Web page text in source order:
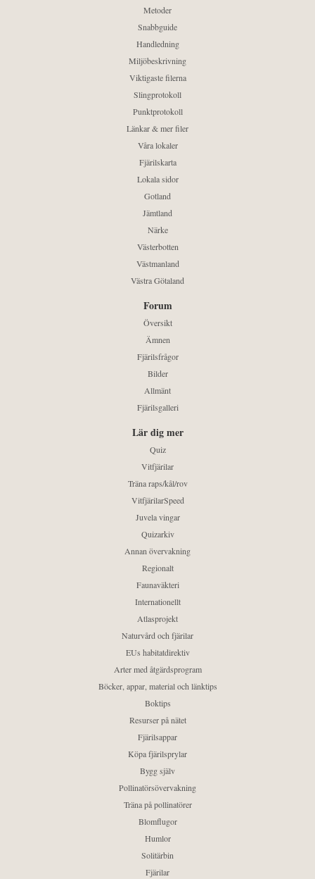
Metoder
Snabbguide
Handledning
Miljöbeskrivning
Viktigaste filerna
Slingprotokoll
Punktprotokoll
Länkar & mer filer
Våra lokaler
Fjärilskarta
Lokala sidor
Gotland
Jämtland
Närke
Västerbotten
Västmanland
Västra Götaland
Forum
Översikt
Ämnen
Fjärilsfrågor
Bilder
Allmänt
Fjärilsgalleri
Lär dig mer
Quiz
Vitfjärilar
Träna raps/kål/rov
VitfjärilarSpeed
Juvela vingar
Quizarkiv
Annan övervakning
Regionalt
Faunaväkteri
Internationellt
Atlasprojekt
Naturvård och fjärilar
EUs habitatdirektiv
Arter med åtgärdsprogram
Böcker, appar, material och länktips
Boktips
Resurser på nätet
Fjärilsappar
Köpa fjärilsprylar
Bygg själv
Pollinatörsövervakning
Träna på pollinatörer
Blomflugor
Humlor
Solitärbin
Fjärilar